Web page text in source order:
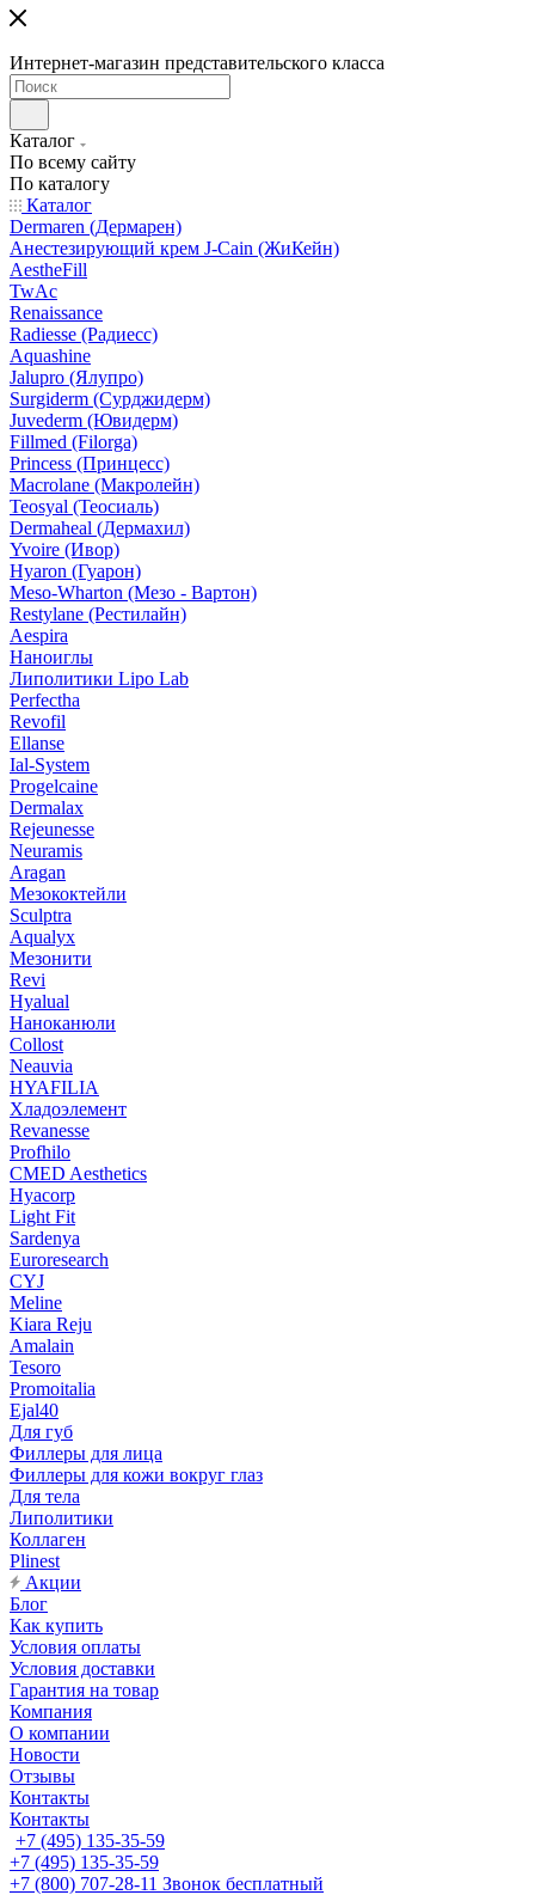
Интернет-магазин представительского класса
Каталог
По всему сайту
По каталогу
Каталог
Dermaren (Дермарен)
Анестезирующий крем J-Cain (ЖиКейн)
AestheFill
TwAc
Renaissance
Radiesse (Радиесс)
Aquashine
Jalupro (Ялупро)
Surgiderm (Сурджидерм)
Juvederm (Ювидерм)
Fillmed (Filorga)
Princess (Принцесс)
Macrolane (Макролейн)
Teosyal (Теосиаль)
Dermaheal (Дермахил)
Yvoire (Ивор)
Hyaron (Гуарон)
Meso-Wharton (Мезо - Вартон)
Restylane (Рестилайн)
Aespira
Наноиглы
Липолитики Lipo Lab
Perfectha
Revofil
Ellanse
Ial-System
Progelcaine
Dermalax
Rejeunesse
Neuramis
Aragan
Мезококтейли
Sculptra
Aqualyx
Мезонити
Revi
Hyalual
Наноканюли
Collost
Neauvia
HYAFILIA
Хладоэлемент
Revanesse
Profhilo
CMED Aesthetics
Hyacorp
Light Fit
Sardenya
Euroresearch
CYJ
Meline
Kiara Reju
Amalain
Tesoro
Promoitalia
Ejal40
Для губ
Филлеры для лица
Филлеры для кожи вокруг глаз
Для тела
Липолитики
Коллаген
Plinest
Акции
Блог
Как купить
Условия оплаты
Условия доставки
Гарантия на товар
Компания
О компании
Новости
Отзывы
Контакты
Контакты
+7 (495) 135-35-59
+7 (495) 135-35-59
+7 (800) 707-28-11 Звонок бесплатный